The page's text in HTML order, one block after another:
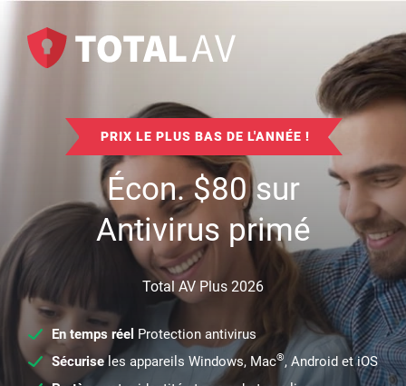
PRIX LE PLUS BAS DE L'ANNÉE !
Écon.$80sur
Antivirus primé
Total AV Plus 2026
En temps réel Protection antivirus
Sécuriseles appareils Windows, Mac®, Android et iOS